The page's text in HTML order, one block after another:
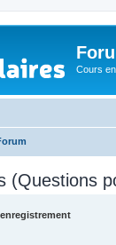
Cours
(Questions